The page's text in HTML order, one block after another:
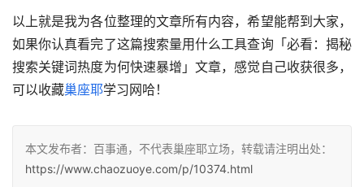
以上就是我为各位整理的文章所有内容，希望能帮到大家，
如果你认真看完了这篇搜索量用什么工具查询「必看：揭秘
搜索关键词热度为何快速暴增」文章，感觉自己收获很多，
可以收藏巢座耶学习网哈！
本文发布者：百事通，不代表巢座耶立场，转载请注明出处：
https://www.chaozuoye.com/p/10374.html